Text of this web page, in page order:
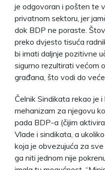
je odgovoran i pošten te
privatnom sektoru, jer
dok BDP ne poraste.
preko dvjesto tisuća
bi imati daljnje pozitivne
sigurno rezultirati većom
građana, što vodi do
Čelnik Sindikata rekao je
mehanizam za njegovu
pada BDP-a (čijim
Vlade i sindikata, a
koja je obvezujuća za
ga niti jednom nije